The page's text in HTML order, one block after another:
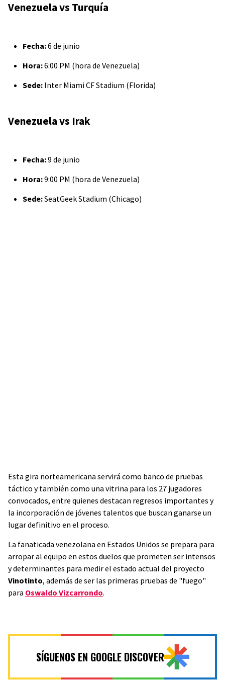
Venezuela vs Turquía
Fecha:6 de junio
Hora:6:00 PM (hora de Venezuela)
Sede:Inter Miami CF Stadium (Florida)
Venezuela vs Irak
Fecha:9 de junio
Hora:9:00 PM (hora de Venezuela)
Sede:SeatGeek Stadium (Chicago)
Esta gira norteamericana servirá como banco de pruebas
táctico y también como una vitrina para los 27 jugadores
convocados, entre quienes destacan regresos importantes y
la incorporación de jóvenes talentos que buscan ganarse un
lugar definitivo en el proceso.
La fanaticada venezolana en Estados Unidos se prepara para
arropar al equipo en estos duelos que prometen ser intensos
y determinantes para medir el estado actual del proyecto
Vinotinto, además de ser las primeras pruebas de "fuego"
para Oswaldo Vizcarrondo.
SÍGUENOS EN GOOGLE DISCOVER